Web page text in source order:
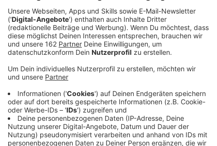
Zwischen Voerde und Rheinberg rollen die Bagger an.
Der Übertragungsnetzbetreiber Amprion startet die
eigentlichen Bauarbeiten für eine neue
Erdkabelverbindung. Die Vorbereitungen sind
abgeschlossen – Gehölzschnitte und sogenannte
Vergrämungsmaßnahmen haben bereits
stattgefunden. Dabei geht es darum, Vögel
rechtzeitig von den Arbeitsflächen fernzuhalten. Jetzt
richtet Amprion die Baustellen entlang der Trasse ein
– dazu kommen die Zufahrtswege. Gleichzeitig
beginnen die Vorbereitungen für die Tunnelbauwerke
an der Momm-Niederung. Die Bezirksregierung